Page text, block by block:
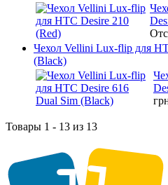
Чехол Vellini Lux-flip для
(Black)
Товары 1 - 13 из 13